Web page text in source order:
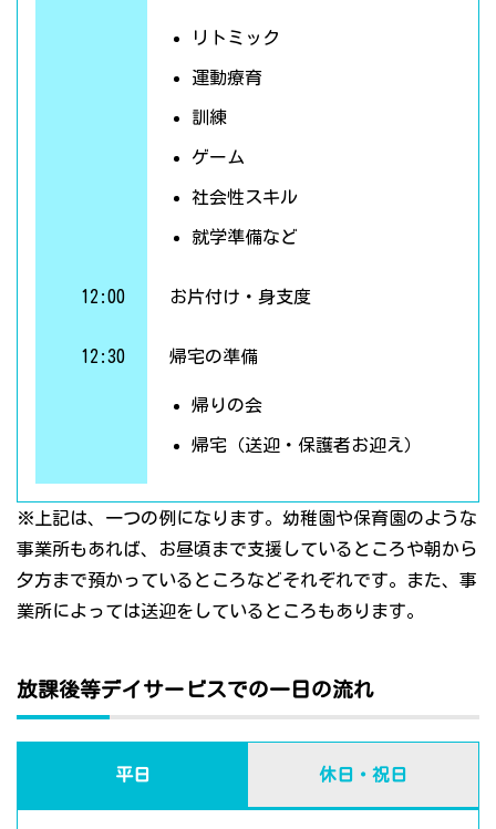
リトミック
運動療育
訓練
ゲーム
社会性スキル
就学準備など
12:00 お片付け・身支度
12:30 帰宅の準備
帰りの会
帰宅（送迎・保護者お迎え）
※上記は、一つの例になります。幼稚園や保育園のような
事業所もあれば、お昼頃まで支援しているところや朝から
夕方まで預かっているところなどそれぞれです。また、事
業所によっては送迎をしているところもあります。
放課後等デイサービスでの一日の流れ
平日 休日・祝日